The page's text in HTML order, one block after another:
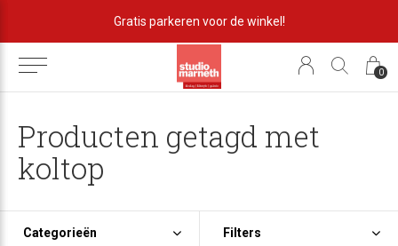
0
Gratis parkeren voor de winkel!
Producten getagd met
koltop
Categorieën Filters